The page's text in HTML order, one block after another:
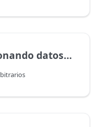
datos arbitrarios